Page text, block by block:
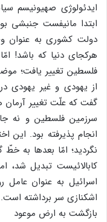
ایدئولوژی صهیونیسم
ابتدا مانیفست جنبشی
دولت کشوری به عنوان
هرکجای دنیا که باشد!
فلسطین تغییر یافت؛
از یهودی و غیر یهودی
گفت که علّت تغییر آرمان
سرزمین فلسطین و نه
انجام پذیرفته بود. این
نگردید؛ امّا بعد‌ها به
کابالائیست تبدیل شد،
اسرائیل به عنوان عامل
اشکنازی سر برداشته است.
بازگشت به ارض موعود